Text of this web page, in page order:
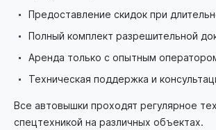
Предоставление скидок при
Полный комплект разрешительной
Аренда только с опытным
Техническая поддержка и
Все автовышки проходят регулярное
спецтехникой на различных объектах.